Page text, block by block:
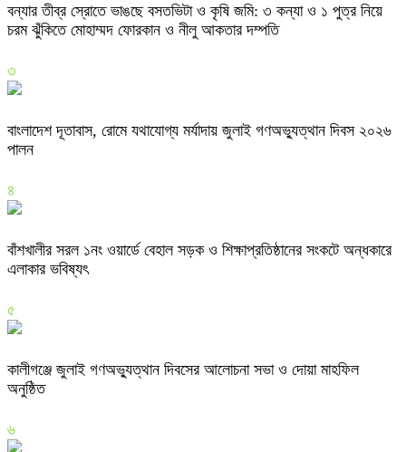
বন্যার তীব্র স্রোতে ভাঙছে বসতভিটা ও কৃষি জমি: ৩ কন্যা ও ১ পুত্র নিয়ে
চরম ঝুঁকিতে মোহাম্মদ ফোরকান ও নীলু আকতার দম্পতি
৩
বাংলাদেশ দূতাবাস, রোমে যথাযোগ্য মর্যাদায় জুলাই গণঅভ্যুত্থান দিবস ২০২৬
পালন
৪
বাঁশখালীর সরল ১নং ওয়ার্ডে বেহাল সড়ক ও শিক্ষাপ্রতিষ্ঠানের সংকটে অন্ধকারে
এলাকার ভবিষ্যৎ
৫
কালীগঞ্জে জুলাই গণঅভ্যুত্থান দিবসের আলোচনা সভা ও দোয়া মাহফিল
অনুষ্ঠিত
৬